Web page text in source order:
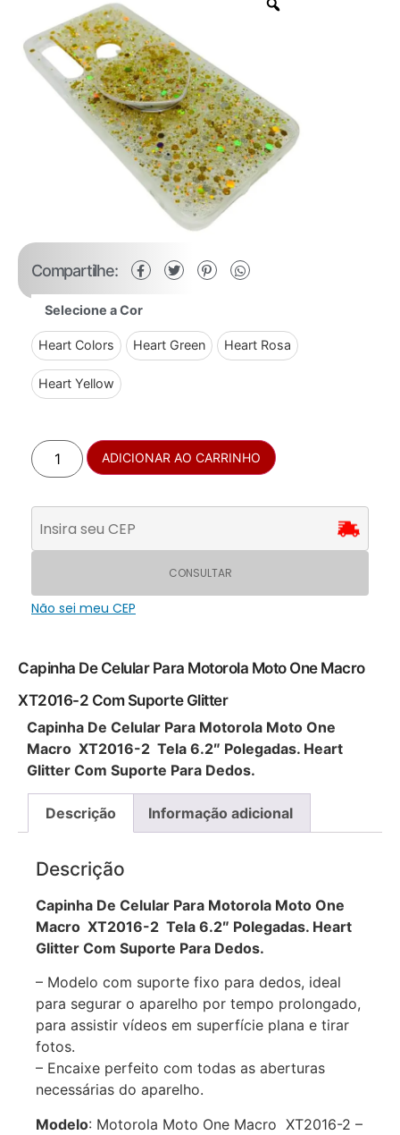
Capinha De Celular Para Motorola Moto One Macro
XT2016-2 Com Suporte Glitter
Capinha De Celular Para Motorola Moto One
Macro XT2016-2 Tela 6.2″ Polegadas. Heart
Glitter Com Suporte Para Dedos.
Descrição Informação adicional
Descrição
Capinha De Celular Para Motorola Moto One
Macro XT2016-2 Tela 6.2″ Polegadas. Heart
Glitter Com Suporte Para Dedos.
– Modelo com suporte fixo para dedos, ideal
para segurar o aparelho por tempo prolongado,
para assistir vídeos em superfície plana e tirar
fotos.
– Encaixe perfeito com todas as aberturas
necessárias do aparelho.
Modelo: Motorola Moto One Macro XT2016-2 –
Compartilhe:
Selecione a Cor
Heart Colors Heart Green Heart Rosa
Heart Yellow
ADICIONAR AO CARRINHO
CONSULTAR
Não sei meu CEP